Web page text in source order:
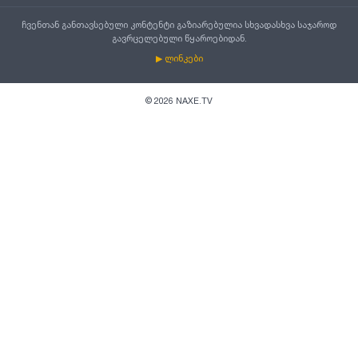
ჩვენთან განთავსებული კონტენტი გაზიარებულია სხვადასხვა საჯაროდ
გავრცელებული წყაროებიდან.
▶ ლინკები
© 2026 NAXE.TV